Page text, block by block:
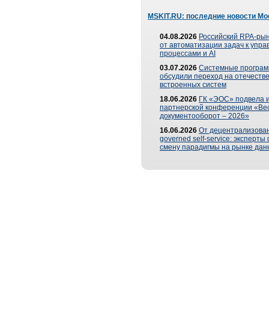
MSKIT.RU: последние новости
04.08.2026 Российский RPA-
от автоматизации задач к
процессами и AI
03.07.2026 Системные
обсудили переход на
встроенных систем
18.06.2026 ГК «ЭОС» подвела
партнерской конференции
документооборот – 2026»
16.06.2026 От
governed self-service: эксперты
смену парадигмы на рынке